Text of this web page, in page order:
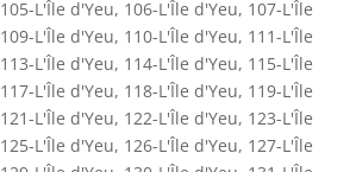
105-L'Île d'Yeu, 106-L'Île d'Yeu, 107-L'Île
109-L'Île d'Yeu, 110-L'Île d'Yeu, 111-L'Île
113-L'Île d'Yeu, 114-L'Île d'Yeu, 115-L'Île
117-L'Île d'Yeu, 118-L'Île d'Yeu, 119-L'Île
121-L'Île d'Yeu, 122-L'Île d'Yeu, 123-L'Île
125-L'Île d'Yeu, 126-L'Île d'Yeu, 127-L'Île